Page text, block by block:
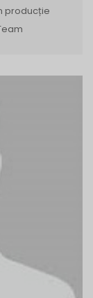
producție